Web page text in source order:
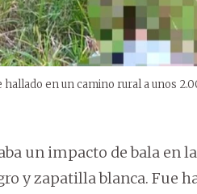
en un camino rural a unos
un impacto de bala en
y zapatilla blanca. Fue